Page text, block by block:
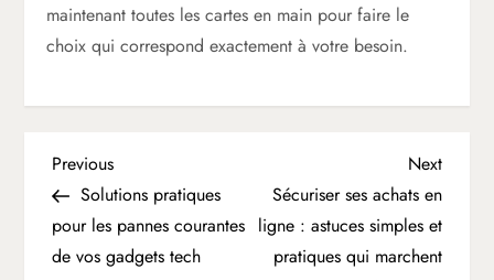
maintenant toutes les cartes en main pour faire le
choix qui correspond exactement à votre besoin.
N
a
Previous
Post
Previous
Solutions pratiques
pour les pannes courantes
de vos gadgets tech
Next
Post
Next
Sécuriser ses achats en
ligne : astuces simples et
pratiques qui marchent